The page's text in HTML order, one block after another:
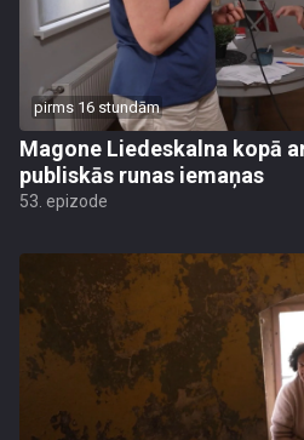
pirms 16 stundām
Magone Liedeskalna kopā
publiskās runas iemaņas
53. epizode